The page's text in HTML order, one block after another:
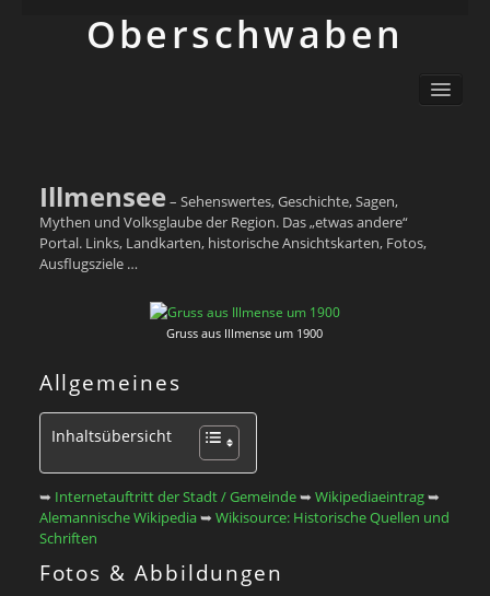
Ober­schwaben
Schwäbisch
Info
Illmensee– Sehenswertes, Geschichte, Sagen,
Mythen und Volksglaube der Region. Das „etwas andere“
Portal. Links, Landkarten, historische Ansichtskarten, Fotos,
Ausflugsziele …
Gruss aus Illmense um 1900
Allgemeines
Inhaltsübersicht
➥ Internetauftritt der Stadt / Gemeinde➥ Wikipediaeintrag➥
Alemannische Wikipedia➥ Wikisource: Historische Quellen und
Schriften
Fotos & Abbildungen